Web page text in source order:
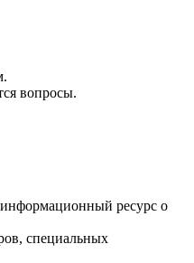
вопросы.
ресурс о
специальных